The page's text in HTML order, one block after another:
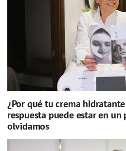
¿Por qué tu crema
respuesta puede estar en un
olvidamos